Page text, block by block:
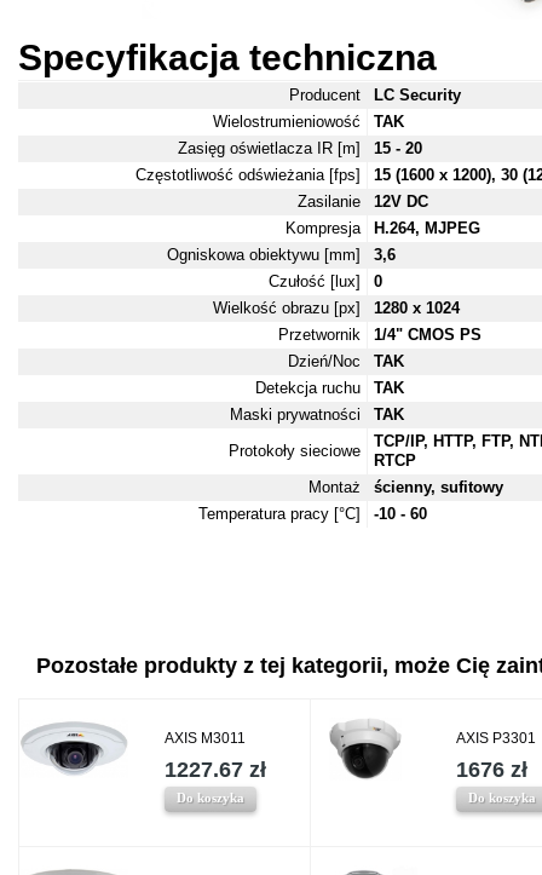
Specyfikacja techniczna
Producent
LC Security
Wielostrumieniowość
TAK
Zasięg oświetlacza IR [m]
15 - 20
Częstotliwość odświeżania [fps]
15 (1600 x 1200), 30
Zasilanie
12V DC
Kompresja
H.264, MJPEG
Ogniskowa obiektywu [mm]
3,6
Czułość [lux]
0
Wielkość obrazu [px]
1280 x 1024
Przetwornik
1/4" CMOS PS
Dzień/Noc
TAK
Detekcja ruchu
TAK
Maski prywatności
TAK
Protokoły sieciowe
TCP/IP, HTTP, FTP,
RTCP
Montaż
ścienny, sufitowy
Temperatura pracy [°C]
-10 - 60
Pozostałe produkty z tej kategorii, może Cię
AXIS M3011
1227.67 zł
Do koszyka
AXIS P3301
1676 zł
Do koszyka